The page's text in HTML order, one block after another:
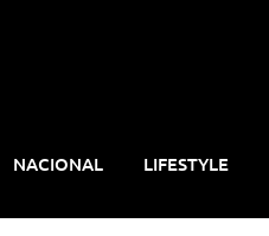
NACIONAL LIFESTYLE